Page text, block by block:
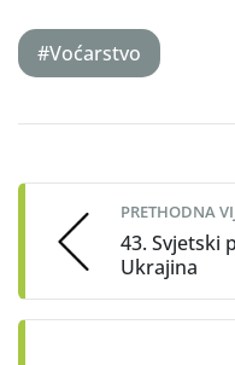
#Voćarstvo
navigation
PRETHODNA
43. Svjetski
Ukrajina